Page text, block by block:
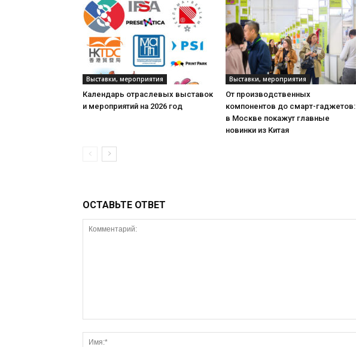
Выставки, мероприятия
Календарь отраслевых выставок
и мероприятий на 2026 год
Выставки, мероприятия
От производственных
компонентов до смарт-гаджетов:
в Москве покажут главные
новинки из Китая
ОСТАВЬТЕ ОТВЕТ